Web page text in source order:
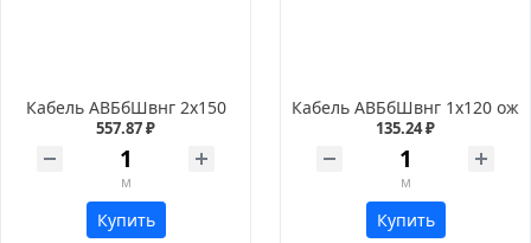
Кабель АВБбШвнг 2х150
557.87 ₽
м
Купить
Кабель АВБбШвнг 1х120 ож
135.24 ₽
м
Купить